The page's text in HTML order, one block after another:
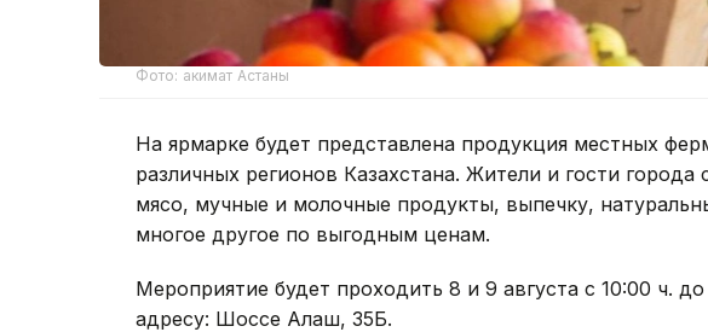
Фото: акимат Астаны
На ярмарке будет представлена продукция местных
различных регионов Казахстана. Жители и гости
мясо, мучные и молочные продукты, выпечку,
многое другое по выгодным ценам.
Мероприятие будет проходить 8 и 9 августа с 10:00 ч.
адресу: Шоссе Алаш, 35Б.